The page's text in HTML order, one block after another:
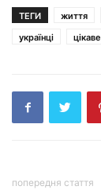
ТЕГИ життя
українці
цікаве
попередня стаття